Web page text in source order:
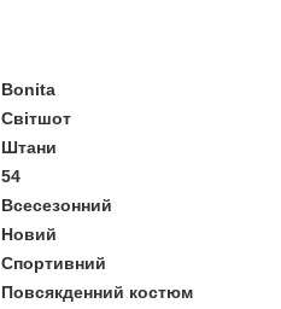
Bonita
Світшот
Штани
54
Всесезонний
Новий
Спортивний
Повсякденний костюм